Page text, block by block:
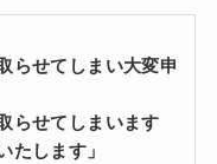
らせてしまい大変申
らせてしまいます
たします」